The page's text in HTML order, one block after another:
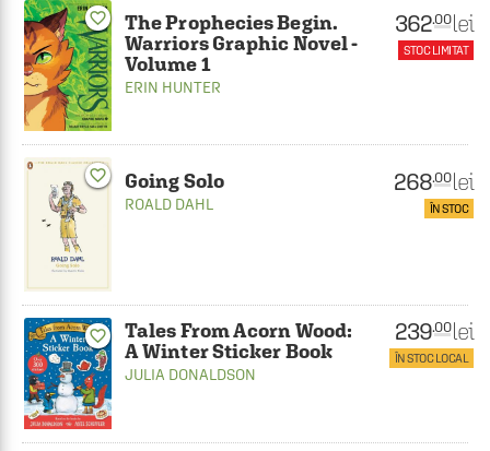
favorite_border
The Prophecies Begin.
Warriors Graphic Novel -
Volume 1
ERIN HUNTER
362.00 lei
STOC LIMITAT
favorite_border Going Solo
ROALD DAHL
268.00 lei
ÎN STOC
favorite_border
Tales From Acorn Wood:
A Winter Sticker Book
JULIA DONALDSON
239.00 lei
ÎN STOC LOCAL